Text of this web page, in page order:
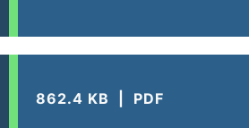
862.4 KB PDF